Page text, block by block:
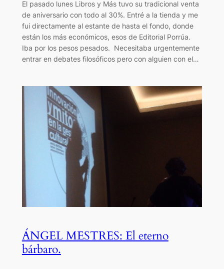
El pasado lunes Libros y Más tuvo su tradicional venta
de aniversario con todo al 30%. Entré a la tienda y me
fui directamente al estante de hasta el fondo, donde
están los más económicos, esos de Editorial Porrúa.
Iba por los pesos pesados. Necesitaba urgentemente
entrar en debates filosóficos pero con alguien con el…
ÁNGEL MESTRES: El eterno
bárbaro.